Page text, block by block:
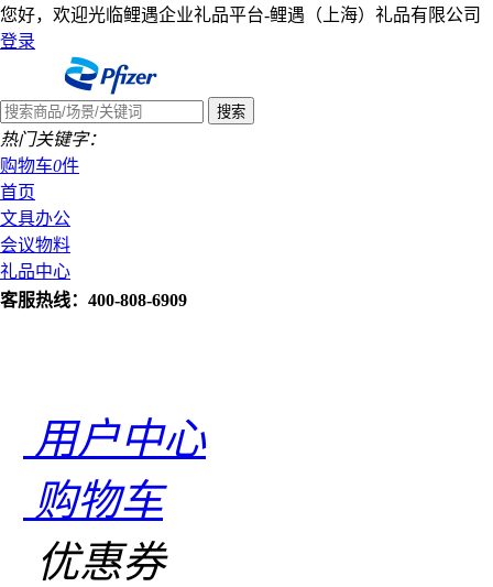
您好，欢迎光临鲤遇企业礼品平台-鲤遇（上海）礼品有限公司
登录
热门关键字：
购物车0件
首页
文具办公
会议物料
礼品中心
客服热线：400-808-6909
用户中心
购物车
优惠券